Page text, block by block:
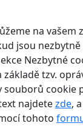
na vašem
jsou
Nezbytné
základě tzv.
souborů cookie
najdetezde,
tohoto